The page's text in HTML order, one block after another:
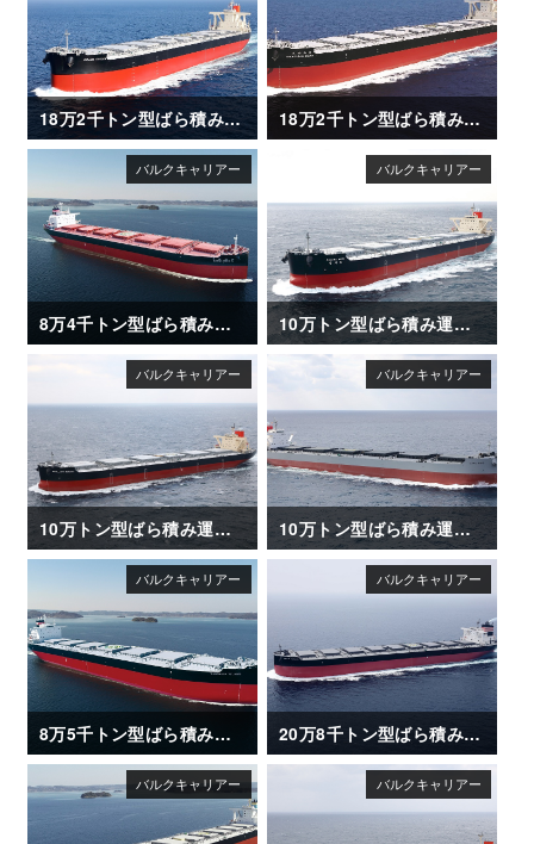
18万2千トン型ばら積み運搬船「GRAND SAKURA」 18万2千トン型ばら積み運搬船「AWAJISAN MARU（淡路山丸）」
8万4千トン型ばら積み運搬船「SAIKAI MARU II」 10万トン型ばら積み運搬船「KAGAWA MARU」竣工
10万トン型ばら積み運搬船「BRILLIANT MERCURY」竣工 10万トン型ばら積み運搬船「CAPE ACE」竣工
8万5千トン型ばら積み運搬船「CAMELLIA ISLAND」 20万8千トン型ばら積み運搬船「METIS HORIZON」竣工